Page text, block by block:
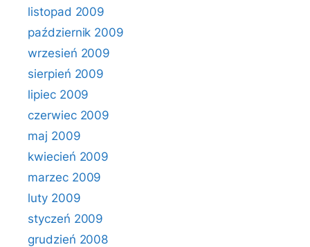
listopad 2009
październik 2009
wrzesień 2009
sierpień 2009
lipiec 2009
czerwiec 2009
maj 2009
kwiecień 2009
marzec 2009
luty 2009
styczeń 2009
grudzień 2008